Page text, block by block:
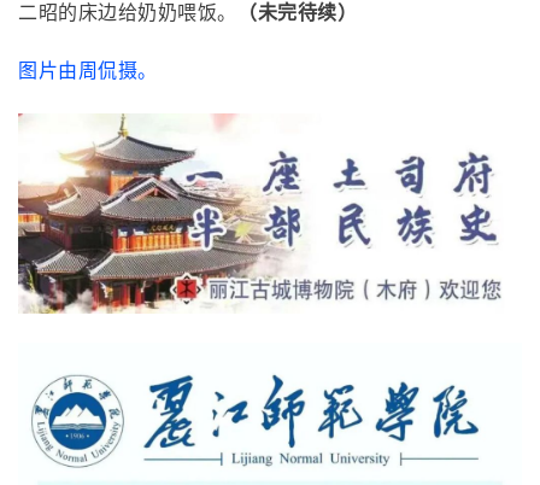
二昭的床边给奶奶喂饭。
（未完待续）
图片由周侃摄。